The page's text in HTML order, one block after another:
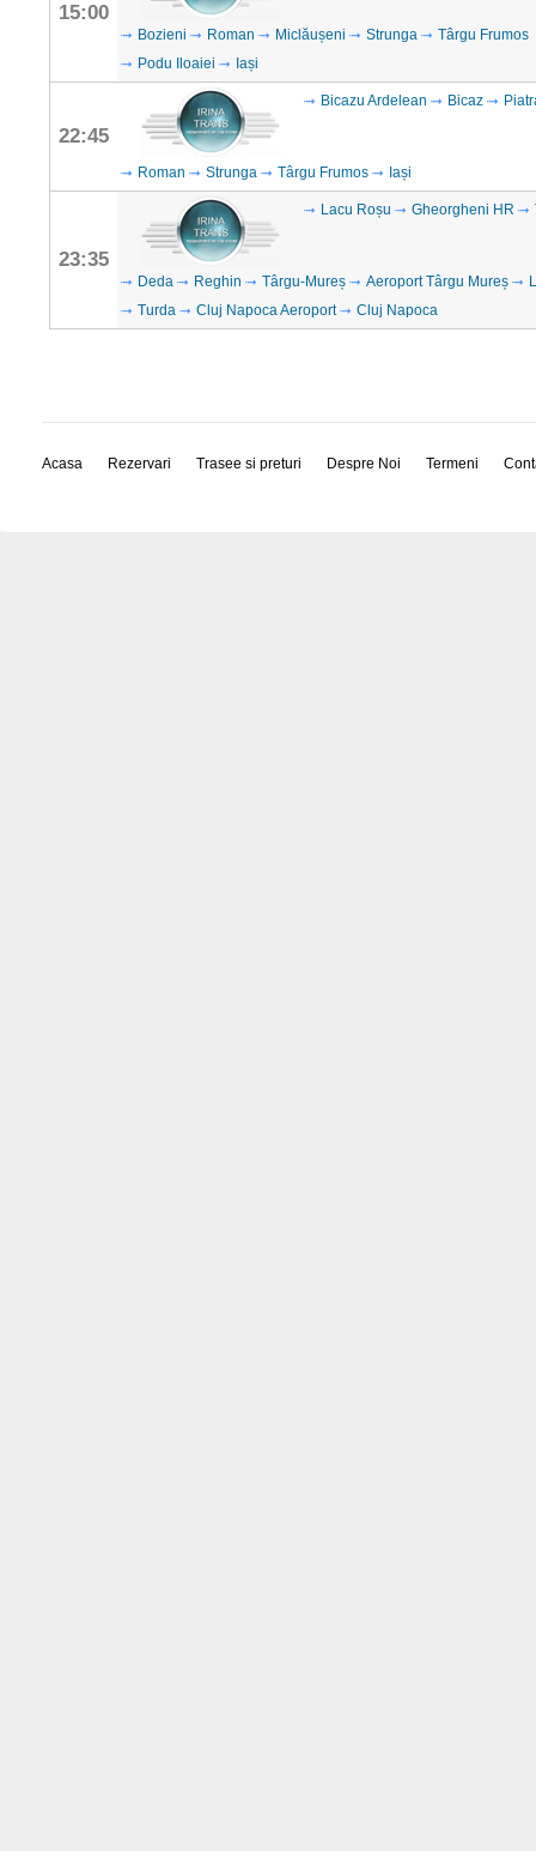
15:00
Bozieni Roman Miclăușeni Strunga
Târgu Frumos
Podu Iloaiei
Iași
22:45
Bicazu Ardelean Bicaz
Roman Strunga Târgu Frumos Iași
23:35
Lacu Roșu Gheorgheni HR
Deda Reghin Târgu-Mureș Aeroport Târgu Mureș
Turda
Cluj Napoca Aeroport Cluj Napoca
Acasa Rezervari Trasee si preturi Despre Noi Termeni